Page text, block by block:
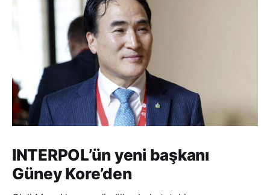
INTERPOL’ün yeni başkanı
Güney Kore’den